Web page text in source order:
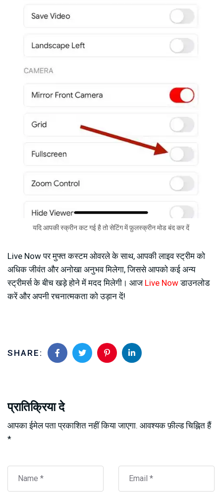
यदि आपकी स्क्रीन कट गई है तो सेटिंग में फ़ुलस्क्रीन मोड बंद कर दें
Live Now पर मुफ्त कस्टम ओवरले के साथ, आपकी लाइव स्ट्रीम को
अधिक जीवंत और अनोखा अनुभव मिलेगा, जिससे आपको कई अन्य
स्ट्रीमर्स के बीच खड़े होने में मदद मिलेगी। आज Live Nowडाउनलोड
करें और अपनी रचनात्मकता को उड़ान दें!
SHARE:
प्रातिक्रिया दे
आपका ईमेल पता प्रकाशित नहीं किया जाएगा. आवश्यक फ़ील्ड चिह्नित हैं
*